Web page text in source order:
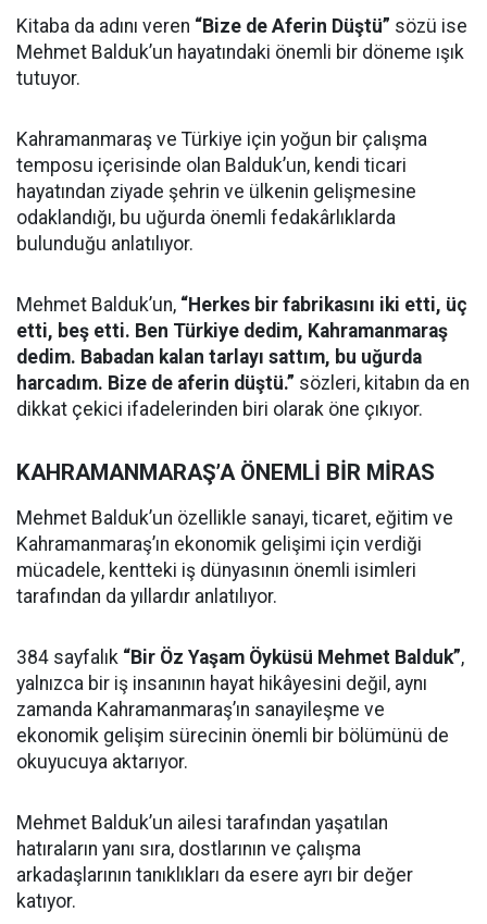
Kitaba da adını veren “Bize de Aferin Düştü” sözü ise
Mehmet Balduk’un hayatındaki önemli bir döneme ışık
tutuyor.
Kahramanmaraş ve Türkiye için yoğun bir çalışma
temposu içerisinde olan Balduk’un, kendi ticari
hayatından ziyade şehrin ve ülkenin gelişmesine
odaklandığı, bu uğurda önemli fedakârlıklarda
bulunduğu anlatılıyor.
Mehmet Balduk’un, “Herkes bir fabrikasını iki etti, üç
etti, beş etti. Ben Türkiye dedim, Kahramanmaraş
dedim. Babadan kalan tarlayı sattım, bu uğurda
harcadım. Bize de aferin düştü.” sözleri, kitabın da en
dikkat çekici ifadelerinden biri olarak öne çıkıyor.
KAHRAMANMARAŞ’A ÖNEMLİ BİR MİRAS
Mehmet Balduk’un özellikle sanayi, ticaret, eğitim ve
Kahramanmaraş’ın ekonomik gelişimi için verdiği
mücadele, kentteki iş dünyasının önemli isimleri
tarafından da yıllardır anlatılıyor.
384 sayfalık “Bir Öz Yaşam Öyküsü Mehmet Balduk”,
yalnızca bir iş insanının hayat hikâyesini değil, aynı
zamanda Kahramanmaraş’ın sanayileşme ve
ekonomik gelişim sürecinin önemli bir bölümünü de
okuyucuya aktarıyor.
Mehmet Balduk’un ailesi tarafından yaşatılan
hatıraların yanı sıra, dostlarının ve çalışma
arkadaşlarının tanıklıkları da esere ayrı bir değer
katıyor.